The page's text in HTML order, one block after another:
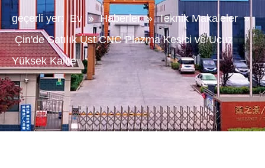
geçerli yer: Ev » Haberler » Teknik Makaleler »
Çin'de Satılık Üst CNC Plazma Kesici ve Ucuz
Yüksek Kalite